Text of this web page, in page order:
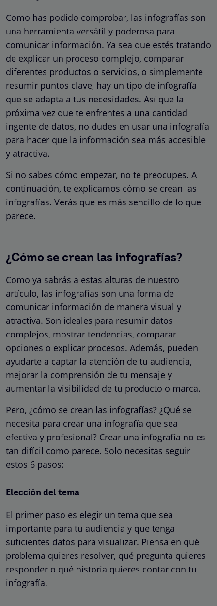
Como has podido comprobar, las infografías son
una herramienta versátil y poderosa para
comunicar información. Ya sea que estés tratando
de explicar un proceso complejo, comparar
diferentes productos o servicios, o simplemente
resumir puntos clave, hay un tipo de infografía
que se adapta a tus necesidades. Así que la
próxima vez que te enfrentes a una cantidad
ingente de datos, no dudes en usar una infografía
para hacer que la información sea más accesible
y atractiva.
Si no sabes cómo empezar, no te preocupes. A
continuación, te explicamos cómo se crean las
infografías. Verás que es más sencillo de lo que
parece.
¿Cómo se crean las infografías?
Como ya sabrás a estas alturas de nuestro
artículo, las infografías son una forma de
comunicar información de manera visual y
atractiva. Son ideales para resumir datos
complejos, mostrar tendencias, comparar
opciones o explicar procesos. Además, pueden
ayudarte a captar la atención de tu audiencia,
mejorar la comprensión de tu mensaje y
aumentar la visibilidad de tu producto o marca.
Pero, ¿cómo se crean las infografías? ¿Qué se
necesita para crear una infografía que sea
efectiva y profesional? Crear una infografía no es
tan difícil como parece. Solo necesitas seguir
estos 6 pasos:
Elección del tema
El primer paso es elegir un tema que sea
importante para tu audiencia y que tenga
suficientes datos para visualizar. Piensa en qué
problema quieres resolver, qué pregunta quieres
responder o qué historia quieres contar con tu
infografía.